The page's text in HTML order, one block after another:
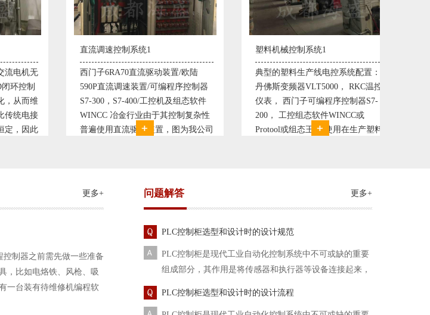
控制系统1
直流驱动装置/欧陆
调速装置/可编程序控制器
S7-400/工控机及组态软件
冶金行业由于其控制复杂性
直流驱动装置，图为我公司
塑料机械控制系统1
典型的塑料生产线电控系统配置：
丹佛斯变频器VLT5000， RKC温控
仪表， 西门子可编程序控制器S7-
200， 工控组态软件WINCC或
Protool或组态王。 使用在生产塑料
塑料机械控制系统2
典型的塑料生产线电控系统
丹佛斯变频器VLT5000，
仪表， 西门子可编程序控制
200， 工控组态软件WINCC
Protool或组态王。 使用在生
更多+
控制器之前需先做一些准备
，比如电烙铁、风枪、吸
一台装有待维修机编程软
机常常是从工作系统中拆
问题解答 更多+
PLC控制柜选型和设计时的设计规范
PLC控制柜是现代工业自动化控制系统中不可或缺的重要
组成部分，其作用是将传感器和执行器等设备连接起来，
PLC控制柜选型和设计时的设计流程